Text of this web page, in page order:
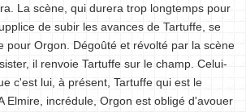
La scène, qui durera trop longtemps pour
de subir les avances de Tartuffe, se
pour Orgon. Dégoûté et révolté par la scène
il renvoie Tartuffe sur le champ. Celui-
c'est lui, à présent, Tartuffe qui est le
Elmire, incrédule, Orgon est obligé d'avouer